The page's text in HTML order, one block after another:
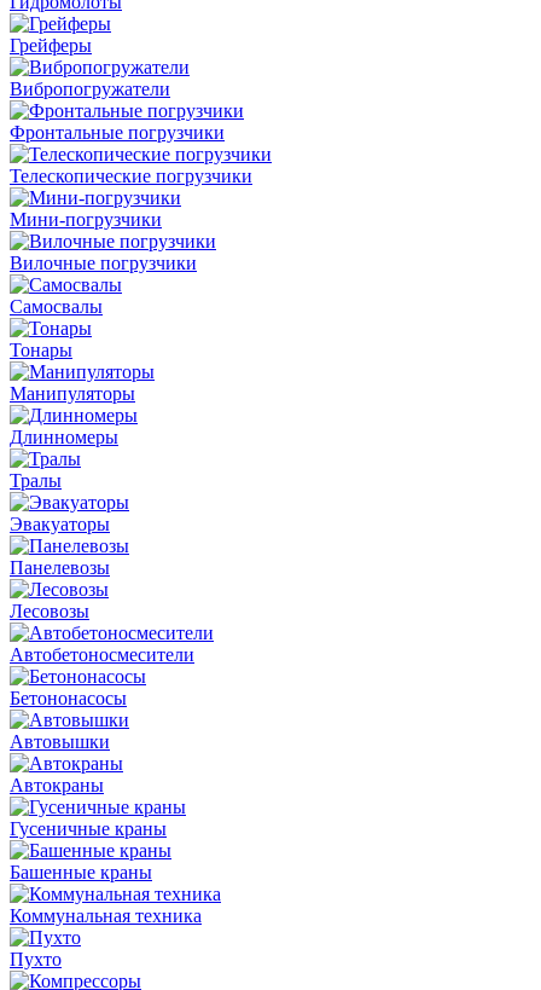
Грейферы
Вибро­погружатели
Фронтальные погрузчики
Телескопические погрузчики
Мини-погрузчики
Вилочные погрузчики
Самосвалы
Тонары
Манипуляторы
Длинномеры
Тралы
Эвакуаторы
Панелевозы
Лесовозы
Автобетоно­смесители
Бетононасосы
Автовышки
Автокраны
Гусеничные краны
Башенные краны
Коммунальная техника
Пухто